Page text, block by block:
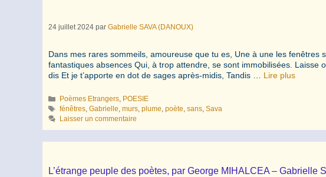
24 juillet 2024 par Gabrielle SAVA (DANOUX)
Dans mes rares sommeils, amoureuse que tu es, Une à une les
fantastiques absences Qui, à trop attendre, se sont immobilisées.
dis Et je t’apporte en dot de sages après-midis, Tandis … Lire plus
Catégories
Poèmes Etrangers, POESIE
Étiquettes
fénêtres,Gabrielle,murs,plume,poète,sans,Sava
Laisser un commentaire
L’étrange peuple des poètes, par George MIHALCEA – Gabrielle